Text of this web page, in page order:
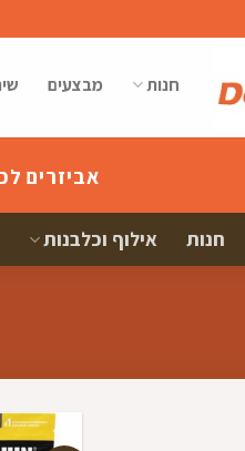
חנות מבצעים
אביזרים
חנות אילוף וכלבנות